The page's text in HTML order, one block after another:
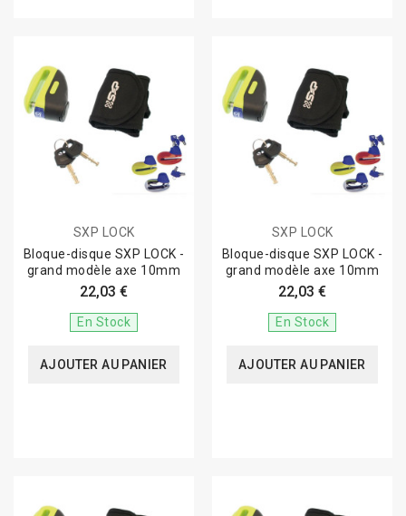
SXP LOCK
Bloque-disque SXP LOCK -
grand modèle axe 10mm
22,03 €
En Stock
AJOUTER AU PANIER
SXP LOCK
Bloque-disque SXP LOCK -
grand modèle axe 10mm
22,03 €
En Stock
AJOUTER AU PANIER